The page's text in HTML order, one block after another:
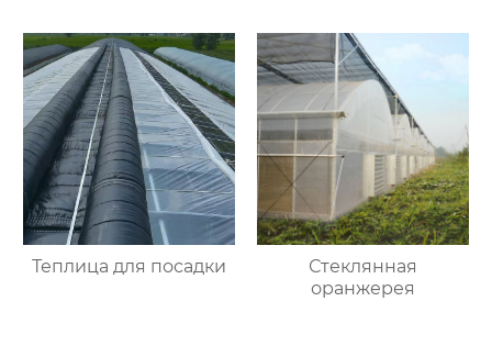
Теплица для посадки
Стеклянная
оранжерея